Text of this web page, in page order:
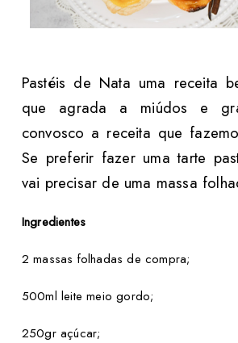
Pastéis de Nata uma receita
que agrada a miúdos e
convosco a receita que
Se preferir fazer uma tarte
vai precisar de uma massa
Ingredientes
2 massas folhadas de compra;
500ml leite meio gordo;
250gr açúcar;